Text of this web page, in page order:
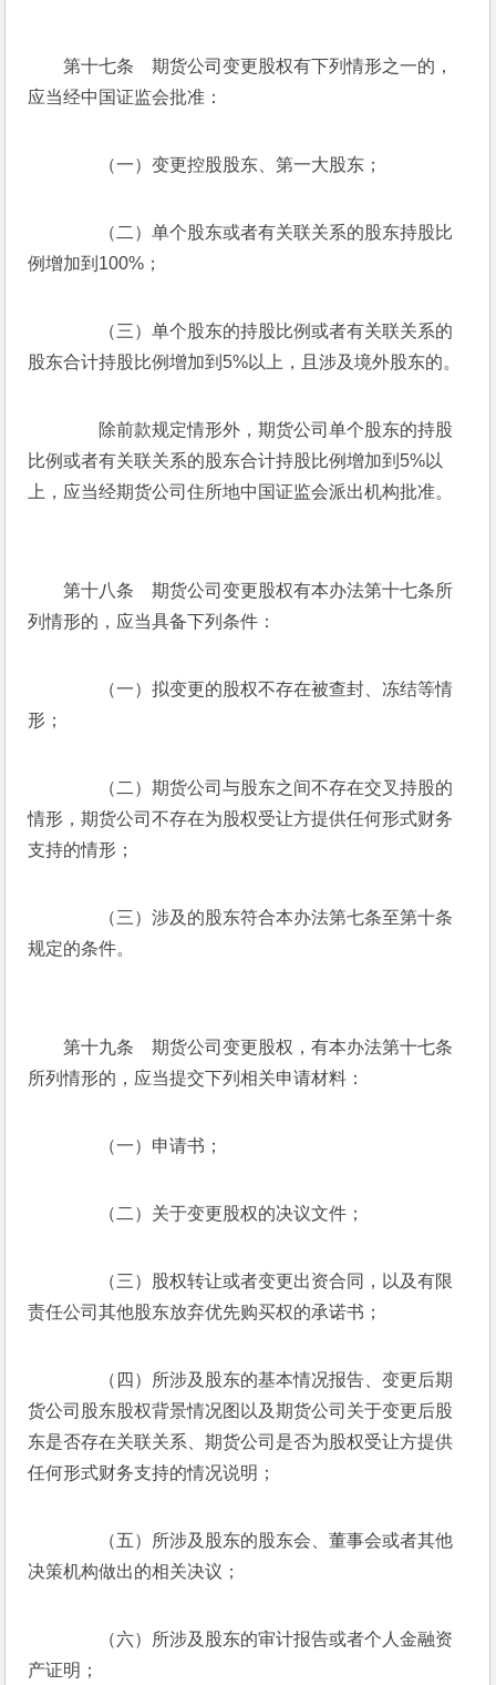
第十七条　期货公司变更股权有下列情形之一的，
应当经中国证监会批准：
（一）变更控股股东、第一大股东；
（二）单个股东或者有关联关系的股东持股比
例增加到100%；
（三）单个股东的持股比例或者有关联关系的
股东合计持股比例增加到5%以上，且涉及境外股东的。
除前款规定情形外，期货公司单个股东的持股
比例或者有关联关系的股东合计持股比例增加到5%以
上，应当经期货公司住所地中国证监会派出机构批准。
第十八条　期货公司变更股权有本办法第十七条所
列情形的，应当具备下列条件：
（一）拟变更的股权不存在被查封、冻结等情
形；
（二）期货公司与股东之间不存在交叉持股的
情形，期货公司不存在为股权受让方提供任何形式财务
支持的情形；
（三）涉及的股东符合本办法第七条至第十条
规定的条件。
第十九条　期货公司变更股权，有本办法第十七条
所列情形的，应当提交下列相关申请材料：
（一）申请书；
（二）关于变更股权的决议文件；
（三）股权转让或者变更出资合同，以及有限
责任公司其他股东放弃优先购买权的承诺书；
（四）所涉及股东的基本情况报告、变更后期
货公司股东股权背景情况图以及期货公司关于变更后股
东是否存在关联关系、期货公司是否为股权受让方提供
任何形式财务支持的情况说明；
（五）所涉及股东的股东会、董事会或者其他
决策机构做出的相关决议；
（六）所涉及股东的审计报告或者个人金融资
产证明；